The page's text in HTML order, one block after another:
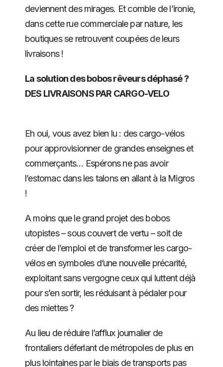
deviennent des mirages. Et comble de l’ironie,
dans cette rue commerciale par nature, les
boutiques se retrouvent coupées de leurs
livraisons !
La solution des bobos rêveurs déphasé ?
DES LIVRAISONS PAR CARGO-VELO
Eh oui, vous avez bien lu : des cargo-vélos
pour approvisionner de grandes enseignes et
commerçants… Espérons ne pas avoir
l’estomac dans les talons en allant à la Migros
!
A moins que le grand projet des bobos
utopistes – sous couvert de vertu – soit de
créer de l’emploi et de transformer les cargo-
vélos en symboles d’une nouvelle précarité,
exploitant sans vergogne ceux qui luttent déjà
pour s’en sortir, les réduisant à pédaler pour
des miettes ?
Au lieu de réduire l’afflux journalier de
frontaliers déferlant de métropoles de plus en
plus lointaines par le biais de transports pas